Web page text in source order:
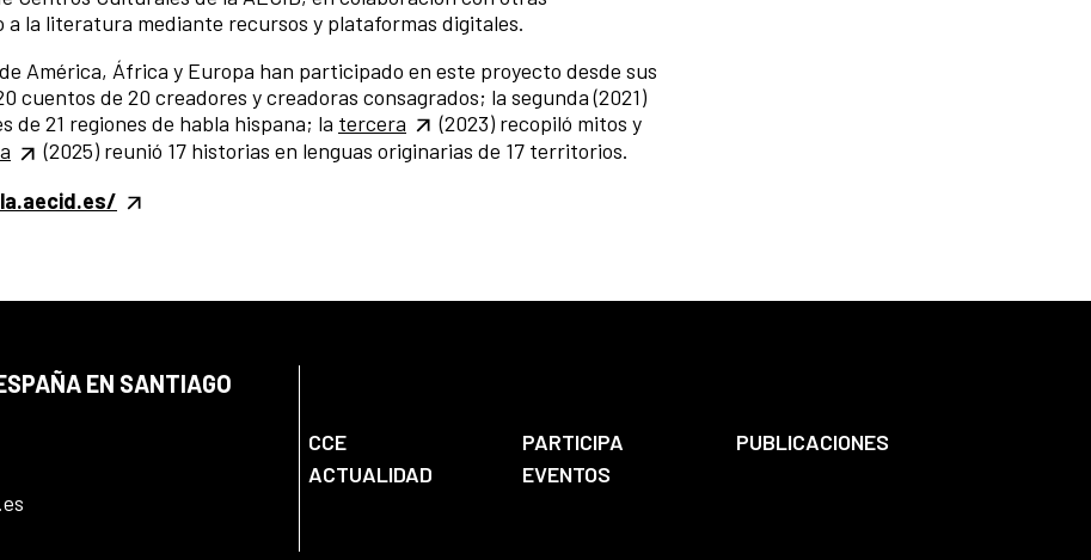
la literatura mediante recursos y plataformas digitales.
América, África y Europa han participado en este proyecto desde sus
cuentos de 20 creadores y creadoras consagrados; la segunda (2021)
de 21 regiones de habla hispana; la tercera
(2023) recopiló mitos y
(2025) reunió 17 historias en lenguas originarias de 17 territorios.
EN SANTIAGO
CCE PARTICIPA
PUBLICACIONES
ACTUALIDAD
EVENTOS